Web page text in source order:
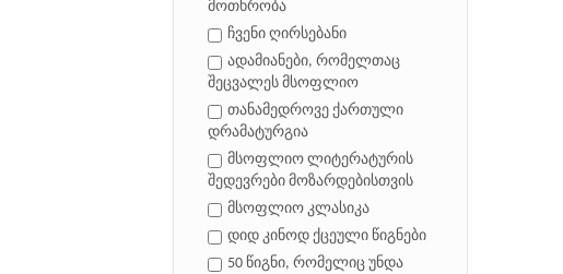
მოთხრობა
ჩვენი ღირსებანი
ადამიანები, რომელთაც
შეცვალეს მსოფლიო
თანამედროვე ქართული
დრამატურგია
მსოფლიო ლიტერატურის
შედევრები მოზარდებისთვის
მსოფლიო კლასიკა
დიდ კინოდ ქცეული წიგნები
50 წიგნი, რომელიც უნდა